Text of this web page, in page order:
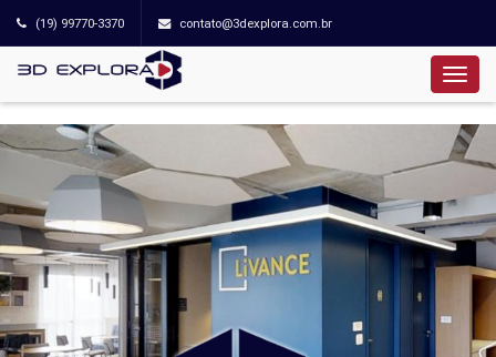
(19) 99770-3370 contato@3dexplora.com.br